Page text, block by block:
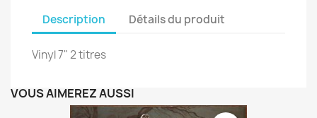
Description Détails du produit
Vinyl 7" 2 titres
VOUS AIMEREZ AUSSI